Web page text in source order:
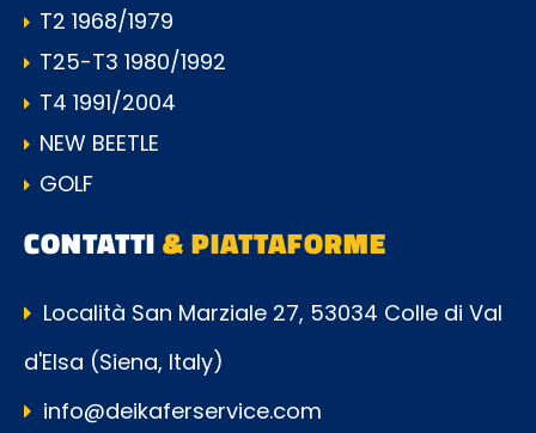
T2 1968/1979
T25-T3 1980/1992
T4 1991/2004
NEW BEETLE
GOLF
CONTATTI& PIATTAFORME
Località San Marziale 27, 53034 Colle di Val
d'Elsa (Siena, Italy)
info@deikaferservice.com